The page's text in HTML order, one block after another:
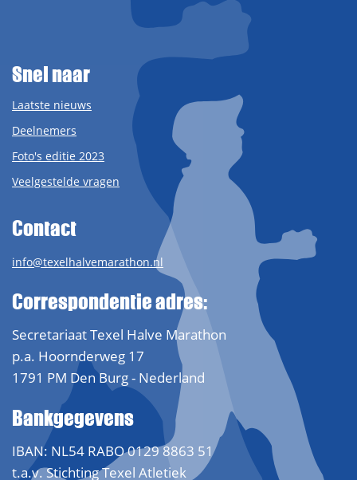
Snel naar
Laatste nieuws
Deelnemers
Foto's editie 2023
Veelgestelde vragen
Contact
info@texelhalvemarathon.nl
Correspondentie adres:
Secretariaat Texel Halve Marathon
p.a. Hoornderweg 17
1791 PM Den Burg - Nederland
Bankgegevens
IBAN: NL54 RABO 0129 8863 51
t.a.v. Stichting Texel Atletiek